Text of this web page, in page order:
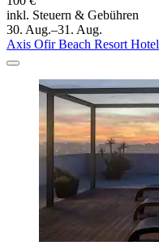
inkl. Steuern & Gebühren
30. Aug.–31. Aug.
Axis Ofir Beach Resort Hotel